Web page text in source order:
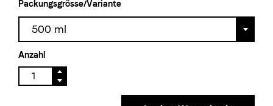
Packungsgrösse/Variante
500 ml
Anzahl